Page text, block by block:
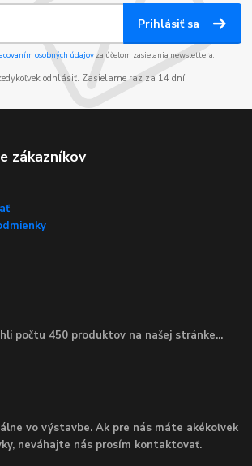
Prihlásiť sa
osobných údajov za účelom zasielania newslettera.
odhlásiť. Zasielame raz za 14 dní.
zákazníkov
počtu 450 produktov na našej stránke...
vo výstavbe. Ak pre nás máte akékoľvek
neváhajte nás prosím kontaktovať.